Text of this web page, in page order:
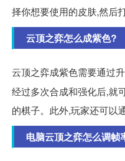
择你想要使用的皮肤,然后
云顶之弈怎么成紫色?
云顶之弈成紫色需要通过
经过多次合成和强化后,就
的棋子。此外,玩家还可以
电脑云顶之弈怎么调帧